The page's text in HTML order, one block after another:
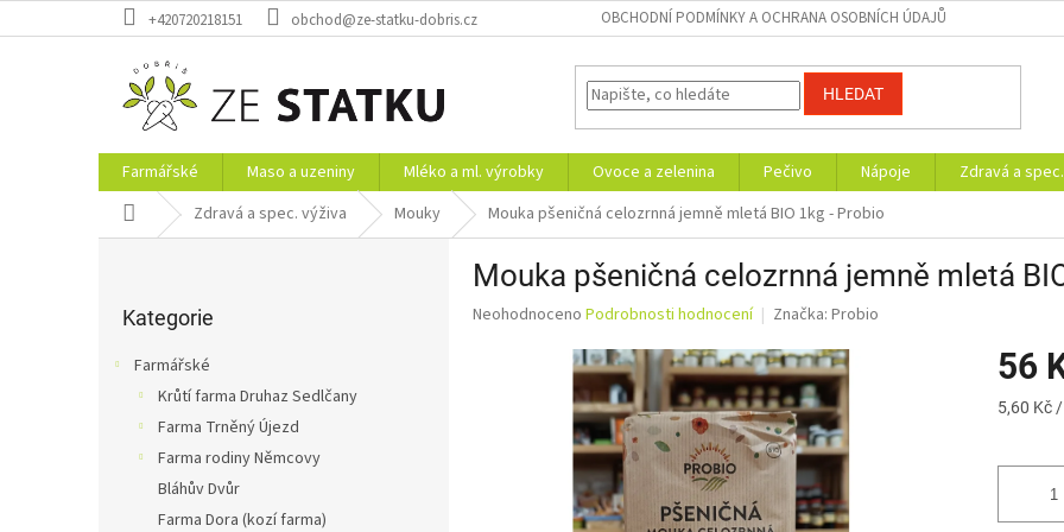
na
+420720218151 obchod@ze-statku-dobris.cz OBCHODNÍ PODMÍNKY A OCHRANA OSOBNÍCH ÚDAJŮ
HLEDAT
Farmářské Maso a uzeniny Mléko a ml. výrobky Ovoce a zelenina Pečivo Nápoje Zdravá a
Domů Zdravá a spec. výživa Mouky Mouka pšeničná celozrnná jemně mletá BIO 1kg - Probio
kategorie
Kategorie
Farmářské
Krůtí farma Druhaz Sedlčany
Farma Trněný Újezd
Farma rodiny Němcovy
Bláhův Dvůr
Farma Dora (kozí farma)
Mouka pšeničná celozrnná jemně mletá
Průměrné
Neohodnoceno Podrobnosti hodnocení Značka: Probio
56
Měrná
5,60 Kč